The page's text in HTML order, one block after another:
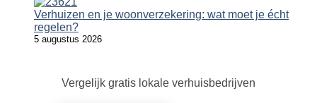
Verhuizen en je woonverzekering: wat moet je écht
regelen?
5 augustus 2026
Vergelijk gratis lokale verhuisbedrijven